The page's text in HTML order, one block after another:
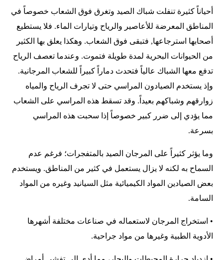
أحياناً كثيرة تنفلت شباك الصيد وتغرق فوق الشعاب خصوصاً في
المناطق المعرضة للأعاصير والرياح وتيارات الماء. فلا يستطيع
أصحابها استرجاعها, فتبقى فوق الشعاب. وهكذا يعلق بها الكثير
من الحيوانات البحرية لمدة طويلة فتموت. وعندما تعصف الرياح
تدفع معها الشباك عالياً فتحدث دماراً كبيراً للشعاب المرجانية.
وإذ يستخدم الصيادون المراسي حتى لا تجرف الرياح والمياه
زوارقهم وشباكهم بعيداً. وقد تسقط هذه المراسي على الشعاب
مما يؤدي إلى ضرر كبير خصوصاً إذا سحبت هذه المراسي
بسرعة.
وما يؤثر كثيراً على المرجان الصيد بالمتفجرات؛ فرغم عدم
السماح به لكنه لا يزال يستعمل في كثير من المناطق. ويستخدم
بعض الصيادين المواد الكيميائية مثل السيانيد وغيره من المواد
السامة.
• استخراج المرجان لاستعماله في صناعات مختلفة أشهرها
الأدوية الطبية وغيرها من مواد جراحية.